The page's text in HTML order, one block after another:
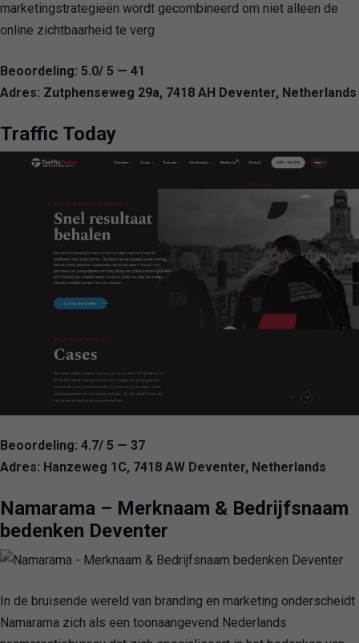
marketingstrategieën wordt gecombineerd om niet alleen de
online zichtbaarheid te verg
Beoordeling: 5.0/ 5 — 41
Adres: Zutphenseweg 29a, 7418 AH Deventer, Netherlands
Traffic Today
Beoordeling: 4.7/ 5 — 37
Adres: Hanzeweg 1C, 7418 AW Deventer, Netherlands
Namarama – Merknaam & Bedrijfsnaam
bedenken Deventer
In de bruisende wereld van branding en marketing onderscheidt
Namarama zich als een toonaangevend Nederlands